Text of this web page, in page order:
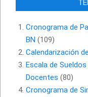
Cronograma de
BN (109)
Calendarización
Escala de
Docentes (80)
Cronograma de